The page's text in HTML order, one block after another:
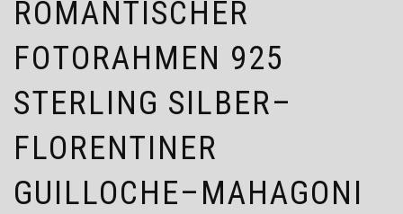
ROMANTISCHER
FOTORAHMEN 925
STERLING SILBER–
FLORENTINER
GUILLOCHE–MAHAGONI